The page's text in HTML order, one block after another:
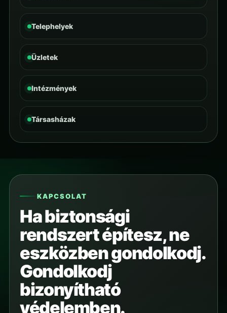
Telephelyek
Üzletek
Intézmények
Társasházak
KAPCSOLAT
Ha biztonsági
rendszert építesz, ne
eszközben gondolkodj.
Gondolkodj
bizonyítható
védelemben.